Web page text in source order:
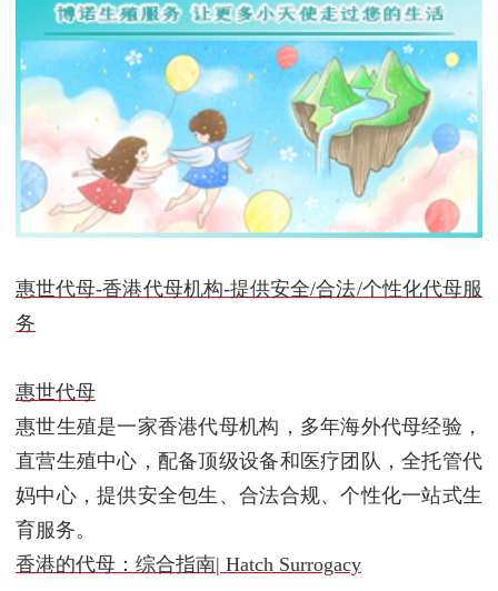
惠世代母-香港代母机构-提供安全/合法/个性化代母服
务
惠世代母
惠世生殖是一家香港代母机构，多年海外代母经验，
直营生殖中心，配备顶级设备和医疗团队，全托管代
妈中心，提供安全包生、合法合规、个性化一站式生
育服务。
香港的代母：综合指南| Hatch Surrogacy